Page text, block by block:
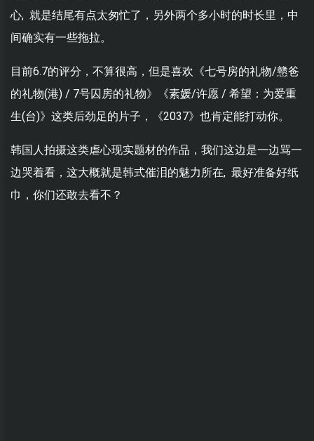
心, 就是结尾有点太匆忙了，另外两个多小时的时长里，中
间确实有一些拖拉。
目前6.7的评分，不算很高，但是喜欢《七号房的礼物/戆爸
的礼物(港) / 7号囚房的礼物》《素媛/许愿 / 希望：为爱重
生(台)》这类后劲足的片子，《2037》也肯定能打动你。
韩国人拍摄这类虐心现实题材的作品，我们这边是一边骂一
边哭着看，这大概就是韩式催泪的魅力所在, 最好准备好纸
巾，你们还敢去看不？